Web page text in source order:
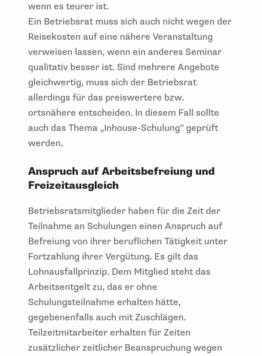
wenn es teurer ist.
Ein Betriebsrat muss sich auch nicht wegen der
Reisekosten auf eine nähere Veranstaltung
verweisen lassen, wenn ein anderes Seminar
qualitativ besser ist. Sind mehrere Angebote
gleichwertig, muss sich der Betriebsrat
allerdings für das preiswertere bzw.
ortsnähere entscheiden. In diesem Fall sollte
auch das Thema „Inhouse-Schulung" geprüft
werden.
Anspruch auf Arbeitsbefreiung und
Freizeitausgleich
Betriebsratsmitglieder haben für die Zeit der
Teilnahme an Schulungen einen Anspruch auf
Befreiung von ihrer beruflichen Tätigkeit unter
Fortzahlung ihrer Vergütung. Es gilt das
Lohnausfallprinzip. Dem Mitglied steht das
Arbeitsentgelt zu, das er ohne
Schulungsteilnahme erhalten hätte,
gegebenenfalls auch mit Zuschlägen.
Teilzeitmitarbeiter erhalten für Zeiten
zusätzlicher zeitlicher Beanspruchung wegen